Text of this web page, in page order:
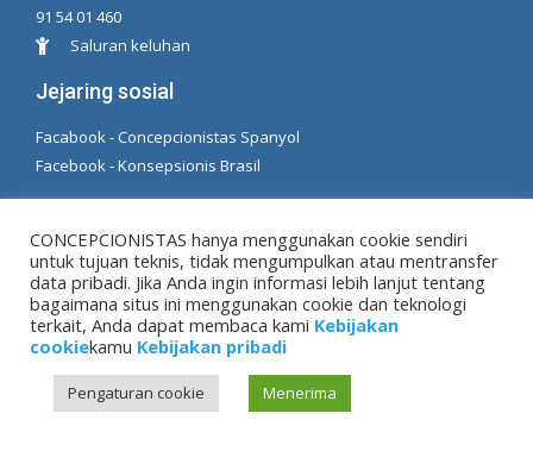
91 54 01 460
Saluran keluhan
Jejaring sosial
Facabook - Concepcionistas Spanyol
Facebook - Konsepsionis Brasil
TL
Peringatan hukum|Kebijakan pribadi |Kebijakan
CONCEPCIONISTAS hanya menggunakan cookie sendiri
untuk tujuan teknis, tidak mengumpulkan atau mentransfer
data pribadi. Jika Anda ingin informasi lebih lanjut tentang
bagaimana situs ini menggunakan cookie dan teknologi
terkait, Anda dapat membaca kami Kebijakan
cookiekamu Kebijakan pribadi
Pengaturan cookie Menerima